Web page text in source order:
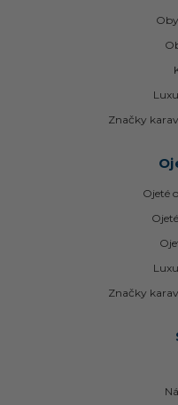
Značky
Ojeté
Značky